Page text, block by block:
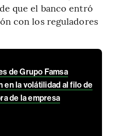
que el banco entró
con los reguladores
de Grupo Famsa
en la volátilidad al filo de
de la empresa